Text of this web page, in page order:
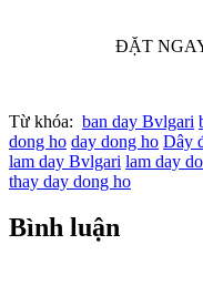
ĐẶT
Từ khóa: ban day Bvlgari
dong ho day dong ho Dây
lam day Bvlgari lam day
thay day dong ho
Bình luận